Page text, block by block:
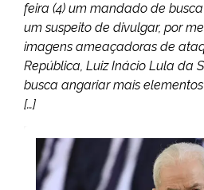
feira (4) um mandado de
um suspeito de divulgar, por
imagens ameaçadoras de
República, Luiz Inácio Lula da
busca angariar mais
[…]